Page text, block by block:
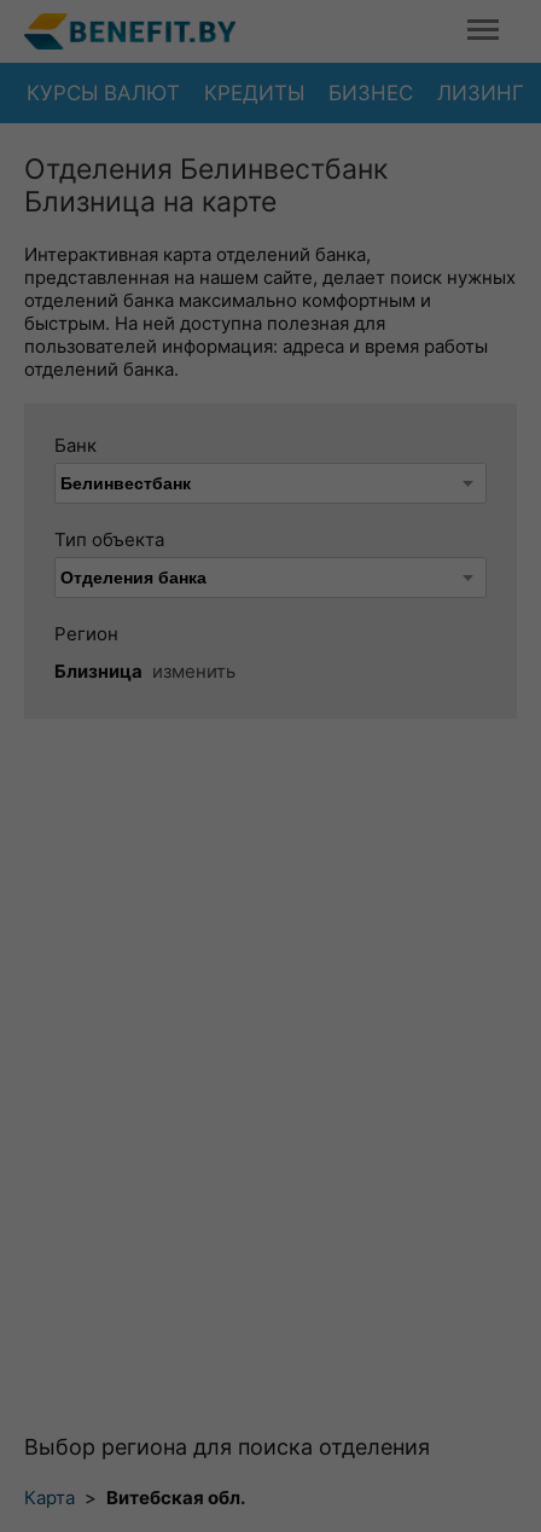
КУРСЫ ВАЛЮТ КРЕДИТЫ БИЗНЕС ЛИЗИНГ
Отделения Белинвестбанк
Близница на карте
Интерактивная карта отделений банка,
представленная на нашем сайте, делает поиск нужных
отделений банка максимально комфортным и
быстрым. На ней доступна полезная для
пользователей информация: адреса и время работы
отделений банка.
Банк
Тип объекта
Регион
Близница изменить
Выбор региона для поиска отделения
Карта > Витебская обл.